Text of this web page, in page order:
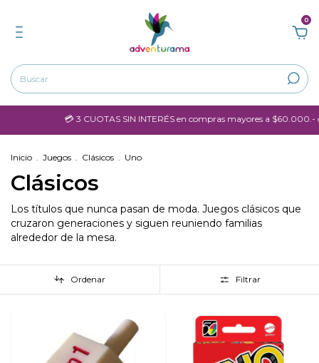
0
💳 3 CUOTAS SIN INTERÉS en compras mayores a $60.000.- con
Inicio . Juegos . Clásicos . Uno
Clásicos
Los títulos que nunca pasan de moda. Juegos clásicos que
cruzaron generaciones y siguen reuniendo familias
alrededor de la mesa.
Ordenar Filtrar